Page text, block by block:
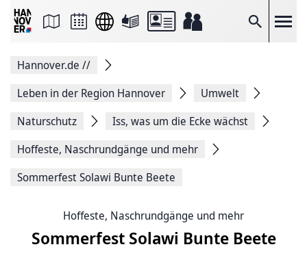
Suche
Seite
Facebook
teilen
Seitenlink
Seite
Hannover.de //
Leben in der Region Hannover
Umwelt
Naturschutz
Iss, was um die Ecke wächst
Hoffeste, Naschrundgänge und mehr
Sommerfest Solawi Bunte Beete
Hoffeste, Naschrundgänge und mehr
Sommerfest Solawi Bunte Beete